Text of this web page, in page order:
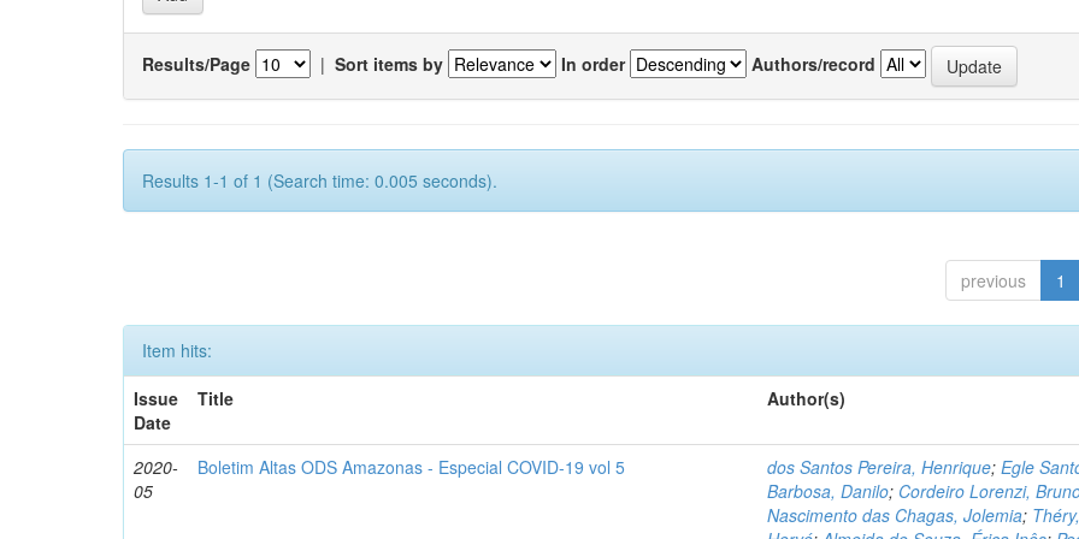
Results/Page | Sort items by In order Authors/record
Results 1-1 of 1 (Search time: 0.005 seconds).
previous 1
Item hits:
Issue
Date
Title Author(s)
2020-
05
Boletim Altas ODS Amazonas - Especial COVID-19 vol 5 dos Santos Pereira, Henrique;Egle
Barbosa, Danilo; Cordeiro Lorenzi,
Nascimento das Chagas, Jolemia; Théry,